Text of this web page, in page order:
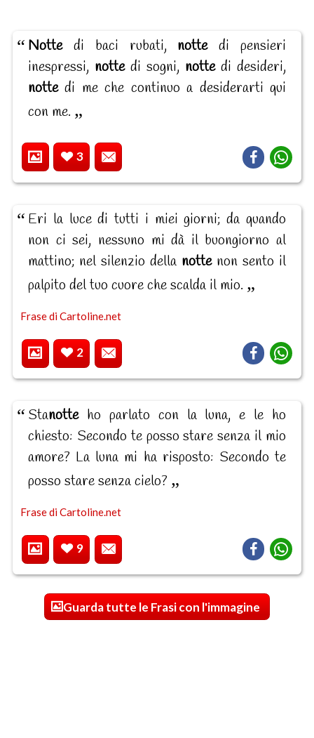
Nottedi baci rubati, nottedi pensieri
inespressi, nottedi sogni, nottedi desideri,
nottedi me che continuo a desiderarti qui
con me.
3
Eri la luce di tutti i miei giorni; da quando
non ci sei, nessuno mi dà il buongiorno al
mattino; nel silenzio della nottenon sento il
palpito del tuo cuore che scalda il mio.
Frase di Cartoline.net
2
Stanotteho parlato con la luna, e le ho
chiesto: Secondo te posso stare senza il mio
amore? La luna mi ha risposto: Secondo te
posso stare senza cielo?
Frase di Cartoline.net
9
Guarda tutte le Frasi con l'immagine